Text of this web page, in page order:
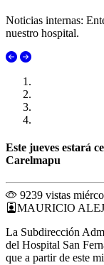
Noticias internas:
nuestro hospital.
Este jueves estará
Carelmapu
9239 vistas
MAURICIO
La Subdirección
del Hospital San
que a partir de este